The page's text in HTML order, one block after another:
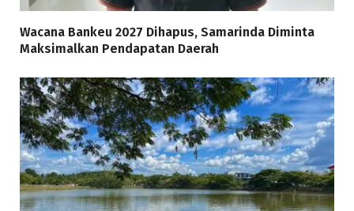
Wacana Bankeu 2027 Dihapus, Samarinda Diminta
Maksimalkan Pendapatan Daerah